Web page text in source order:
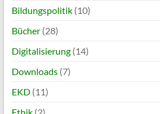
Bildungspolitik(10)
Bücher(28)
Digitalisierung(14)
Downloads(7)
EKD(11)